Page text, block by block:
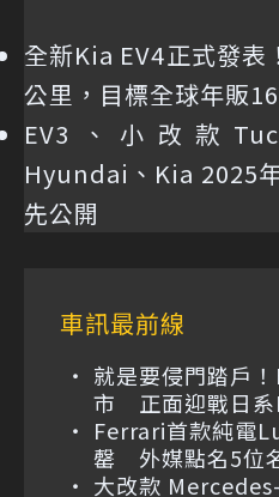
全新Kia EV4正式發表
公里，目標全球年販
EV3、小改款
Hyundai、Kia 2025
先公開
車訊最前線
就是要侵門踏戶
市 正面迎戰日系
Ferrari首款純電
罄 外媒點名5位
大改款